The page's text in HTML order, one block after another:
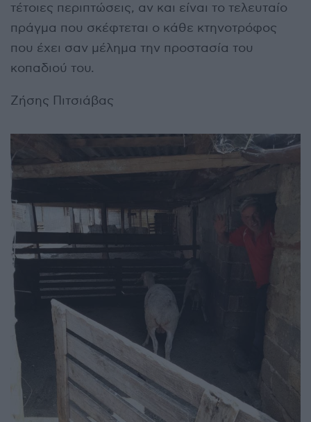
τέτοιες περιπτώσεις, αν και είναι το τελευταίο
πράγμα που σκέφτεται ο κάθε κτηνοτρόφος
που έχει σαν μέλημα την προστασία του
κοπαδιού του.
Ζήσης Πιτσιάβας